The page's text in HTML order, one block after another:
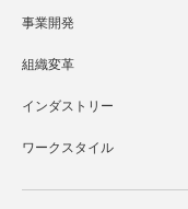
事業開発
組織変革
インダストリー
ワークスタイル